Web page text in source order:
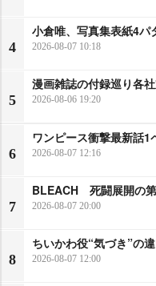
4
小倉唯、写真集表紙4パ
2026-08-07 10:18
5
漫画雑誌の付録巡り各
2026-08-06 19:20
6
ワンピース衝撃最新話1
2026-08-07 12:16
7
BLEACH 死闘展開の
2026-08-07 20:00
8
ちいかわ役“気づき”の
2026-08-07 12:00